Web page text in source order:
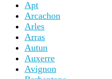
Apt
Arcachon
Arles
Arras
Autun
Auxerre
Avignon